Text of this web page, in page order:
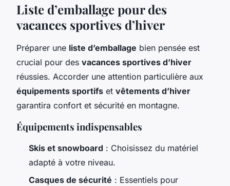
Liste d’emballage pour des
vacances sportives d’hiver
Préparer une liste d’emballage bien pensée est
crucial pour des vacances sportives d’hiver
réussies. Accorder une attention particulière aux
équipements sportifs et vêtements d’hiver
garantira confort et sécurité en montagne.
Équipements indispensables
Skis et snowboard : Choisissez du matériel
adapté à votre niveau.
Casques de sécurité : Essentiels pour